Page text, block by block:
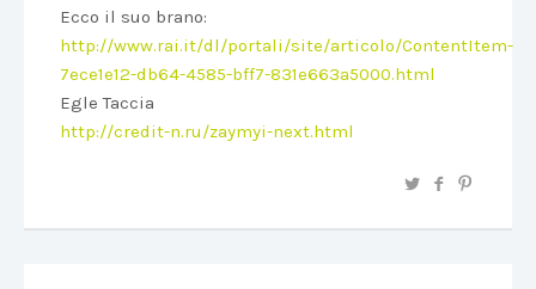
Ecco il suo brano:
http://www.rai.it/dl/portali/site/articolo/ContentItem-
7ece1e12-db64-4585-bff7-831e663a5000.html
Egle Taccia
http://credit-n.ru/zaymyi-next.html